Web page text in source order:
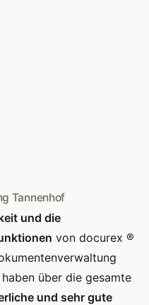
Tannenhof
und die
von docurex ®
über die gesamte
und sehr gute